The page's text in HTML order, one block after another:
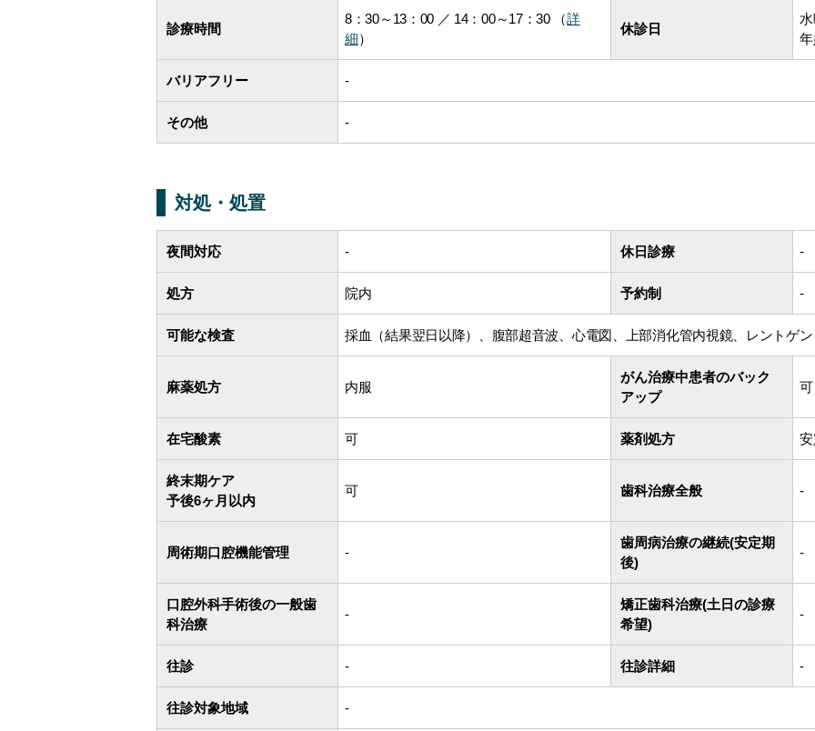
診療時間
8：30～13：00 ／ 14：00～17：30 （詳
細）
休診日
バリアフリー -
その他 -
対処・処置
夜間対応 - 休日診療 -
処方 院内 予約制 -
可能な検査 採血（結果翌日以降）、腹部超音波、心電図、上部消化管内視鏡、レントゲン
麻薬処方 内服
がん治療中患者のバック
アップ
可
在宅酸素 可 薬剤処方
終末期ケア
予後6ヶ月以内
可 歯科治療全般 -
周術期口腔機能管理 -
歯周病治療の継続(安定期
後)
-
口腔外科手術後の一般歯
科治療
-
矯正歯科治療(土日の診療
希望)
-
往診 - 往診詳細 -
往診対象地域 -